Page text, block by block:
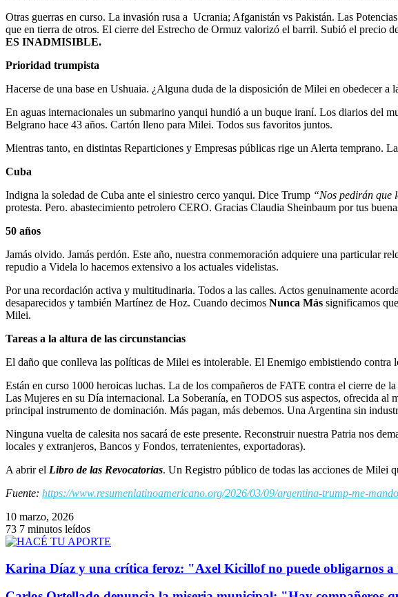
Otras guerras en curso. La invasión rusa a Ucrania; Afganistán vs Pakistán. Las
que en tierra de otros. El cierre del Estrecho de Ormuz valorizó el barril. Subió el precio
ES INADMISIBLE.
Prioridad trumpista
Hacerse de una base en Ushuaia. ¿Alguna duda de la disposición de Milei en obedecer a
En aguas internacionales un submarino yanqui hundió a un buque iraní. Los diarios del
Belgrano hace 43 años. Cartón lleno para Milei. Todos sus favoritos juntos.
Mientras tanto, en distintas Reparticiones y Empresas públicas rige un Alerta temprano.
Cuba
Indigna la soledad de Cuba ante el siniestro cerco yanqui. Dice Trump “Nos pedirán que
protesta. Pero. abastecimiento petrolero CERO. Gracias Claudia Sheinbaum por tus
50 años
Jamás olvido. Jamás perdón. Este año, nuestra conmemoración adquiere una particular
repudio a Videla lo hacemos extensivo a los actuales videlistas.
Por una recordación activa y multitudinaria. Todos a las calles. Actos genuinamente
desaparecidos y también Martínez de Hoz. Cuando decimos Nunca Más significamos
Milei.
Tareas a la altura de las circunstancias
El daño que conlleva las políticas de Milei es intolerable. El Enemigo embistiendo contra
Están en curso 1000 heroicas luchas. La de los compañeros de FATE contra el cierre
Las Mujeres en su Día internacional. La Soberanía, en TODOS sus aspectos, ofrecida al
principal instrumento de dominación. Más pagan, más debemos. Una Argentina sin
Ninguna vuelta de calesita nos sacará de este presente. Reconstruir nuestra Patria nos
locales y extranjeros, Bancos y Fondos, terratenientes, exportadoras).
A abrir el Libro de las Revocatorias. Un Registro público de todas las acciones de Milei
Fuente: https://www.resumenlatinoamericano.org/2026/03/09/argentina-trump-me-
10 marzo, 2026
73 7 minutos leídos
Karina Díaz y una crítica feroz: "Axel Kicillof no puede obligarnos a